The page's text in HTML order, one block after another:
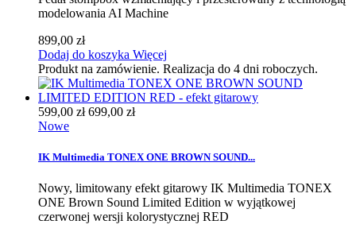
modelowania AI Machine
899,00 zł
Dodaj do koszyka Więcej
Produkt na zamówienie. Realizacja do 4 dni roboczych.
599,00 zł699,00 zł
Nowe
IK Multimedia TONEX ONE BROWN SOUND...
Nowy, limitowany efekt gitarowy IK Multimedia TONEX
ONE Brown Sound Limited Edition w wyjątkowej
czerwonej wersji kolorystycznej RED